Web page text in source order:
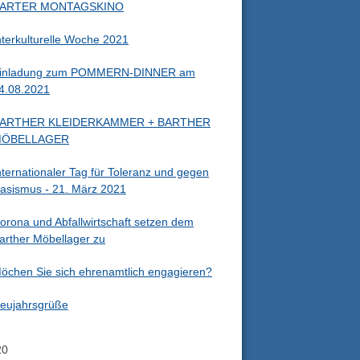
MONTAGSKINO
Woche 2021
zum POMMERN-DINNER am
KLEIDERKAMMER + BARTHER
Tag für Toleranz und gegen
- 21. März 2021
und Abfallwirtschaft setzen dem
Möbellager zu
Sie sich ehrenamtlich engagieren?